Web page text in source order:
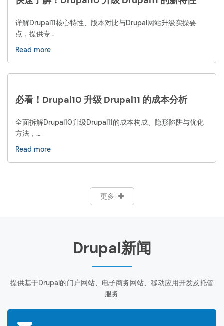
详解Drupal11核心特性、版本对比与Drupal网站升级实操要
点，提供专…
Read more
必看！Drupal10 升级 Drupal11 的成本分析
全面拆解Drupal10升级Drupal11的成本构成、隐形陷阱与优化
方法，…
Read more
更多
Drupal新闻
提供基于Drupal的门户网站、电子商务网站、移动应用开发及托管
服务